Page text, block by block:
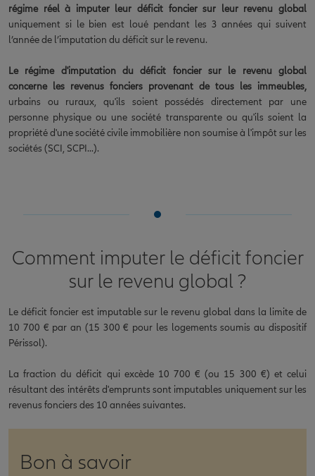
régime réel à imputer leur déficit foncier sur leur revenu global
uniquement si le bien est loué pendant les 3 années qui suivent
l’année de l’imputation du déficit sur le revenu.
Le régime d'imputation du déficit foncier sur le revenu global
concerne les revenus fonciers provenant de tous les immeubles,
urbains ou ruraux, qu'ils soient possédés directement par une
personne physique ou une société transparente ou qu'ils soient la
propriété d'une société civile immobilière non soumise à l'impôt sur les
sociétés (SCI, SCPI...).
Comment imputer le déficit foncier
sur le revenu global ?
Le déficit foncier est imputable sur le revenu global dans la limite de
10 700 € par an (15 300 € pour les logements soumis au dispositif
Périssol).
La fraction du déficit qui excède 10 700 € (ou 15 300 €) et celui
résultant des intérêts d'emprunts sont imputables uniquement sur les
revenus fonciers des 10 années suivantes.
Bon à savoir